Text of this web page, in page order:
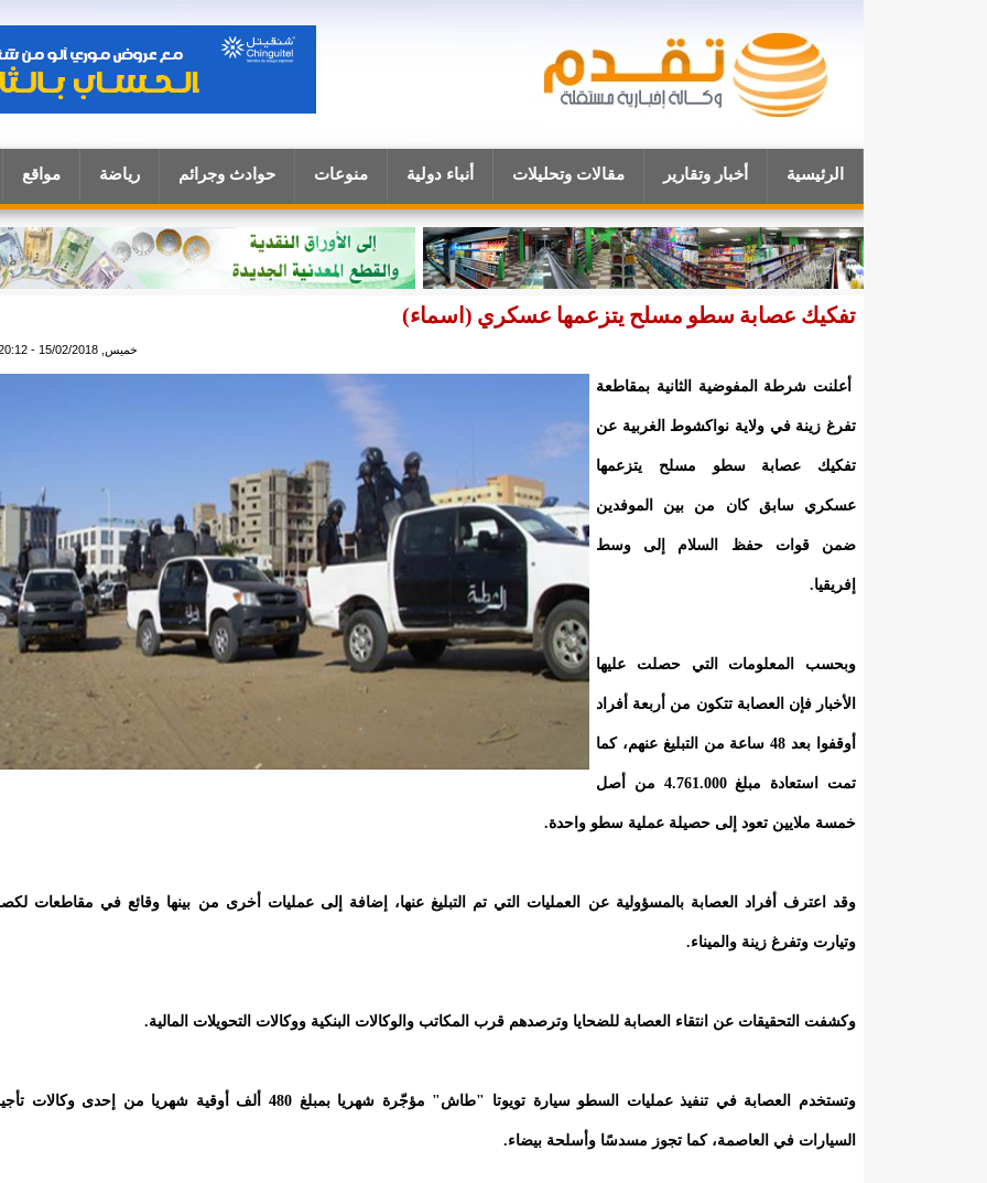
الرئيسية أخبار وتقارير مقالات وتحليلات أنباء دولية منوعات حوادث وجرائم رياضة مواقع
تفكيك عصابة سطو مسلح يتزعمها عسكري (اسماء)
خميس, 15/02/2018 - 20:12
أعلنت شرطة المفوضية الثانية بمقاطعة
تفرغ زينة في ولاية نواكشوط الغربية عن
تفكيك عصابة سطو مسلح يتزعمها
عسكري سابق كان من بين الموفدين
ضمن قوات حفظ السلام إلى وسط
إفريقيا.
وبحسب المعلومات التي حصلت عليها
الأخبار فإن العصابة تتكون من أربعة أفراد
أوقفوا بعد 48 ساعة من التبليغ عنهم، كما
تمت استعادة مبلغ 4.761.000 من أصل
خمسة ملايين تعود إلى حصيلة عملية سطو واحدة.
وقد اعترف أفراد العصابة بالمسؤولية عن العمليات التي تم التبليغ عنها، إضافة إلى عمليات أخرى من بينها وقائع في مقاطعات
وتيارت وتفرغ زينة والميناء.
وكشفت التحقيقات عن انتقاء العصابة للضحايا وترصدهم قرب المكاتب والوكالات البنكية ووكالات التحويلات المالية.
وتستخدم العصابة في تنفيذ عمليات السطو سيارة تويوتا "طاش" مؤجّرة شهريا بمبلغ 480 ألف أوقية شهريا من إحدى وكالات
السيارات في العاصمة، كما تجوز مسدسًا وأسلحة بيضاء.